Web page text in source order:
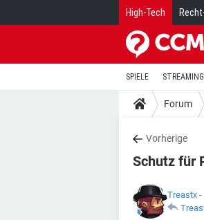
High-Tech
SPIELE STREAMING
Forum
Vorherige
Schutz für
Treastx -